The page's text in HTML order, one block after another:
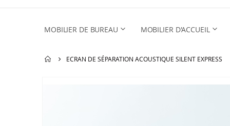
MOBILIER DE BUREAU MOBILIER D'ACCUEIL
ECRAN DE SÉPARATION ACOUSTIQUE SILENT EXPRESS